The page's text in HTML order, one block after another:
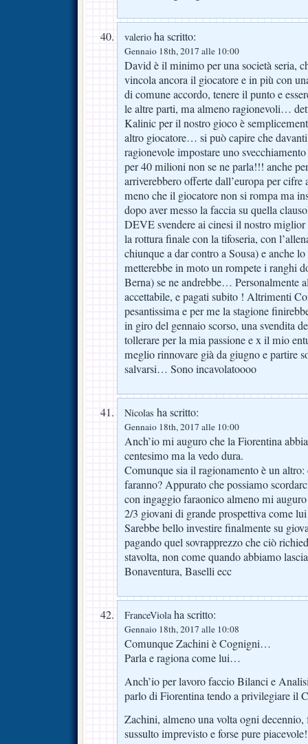
valerio ha scritto:
Gennaio 18th, 2017 alle 10:00
David è il minimo per una società seria,
vincola ancora il giocatore e in più con
di comune accordo, tenere il punto e
le altre parti, ma almeno ragionevoli…
Kalinic per il nostro gioco è
altro giocatore… si può capire che
ragionevole impostare uno
per 40 milioni non se ne parla!!! anche
arriverebbero offerte dall’europa per
meno che il giocatore non si rompa ma
dopo aver messo la faccia su quella
DEVE svendere ai cinesi il nostro miglior
la rottura finale con la tifoseria, con
chiunque a dar contro a Sousa) e anche
metterebbe in moto un rompete i ranghi
Berna) se ne andrebbe… Personalmente
accettabile, e pagati subito ! Altrimenti
pesantissima e per me la stagione
in giro del gennaio scorso, una svendita
tollerare per la mia passione e x il mio
meglio rinnovare già da giugno e partire
salvarsi… Sono incavolatoooo
Nicolas ha scritto:
Gennaio 18th, 2017 alle 10:00
Anch’io mi auguro che la Fiorentina
centesimo ma la vedo dura.
Comunque sia il ragionamento è un altro:
faranno? Appurato che possiamo
con ingaggio faraonico almeno mi
2/3 giovani di grande prospettiva come
Sarebbe bello investire finalmente su
pagando quel sovrapprezzo che ciò
stavolta, non come quando abbiamo
Bonaventura, Baselli ecc
FranceViolaha scritto:
Gennaio 18th, 2017 alle 10:08
Comunque Zachini è Cognigni…
Parla e ragiona come lui…
Anch’io per lavoro faccio Bilanci e
parlo di Fiorentina tendo a privilegiare il
Zachini, almeno una volta ogni
sussulto imprevisto e forse pure